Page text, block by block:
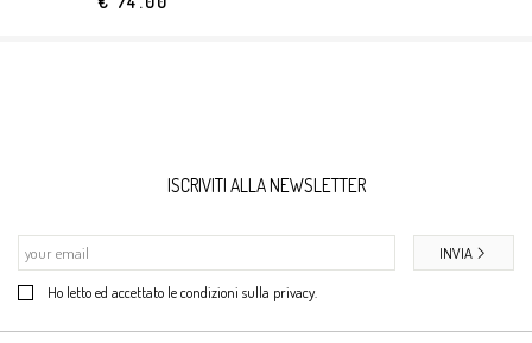
ISCRIVITI ALLA NEWSLETTER
Ho letto ed accettato le condizioni sulla privacy.
INVIA